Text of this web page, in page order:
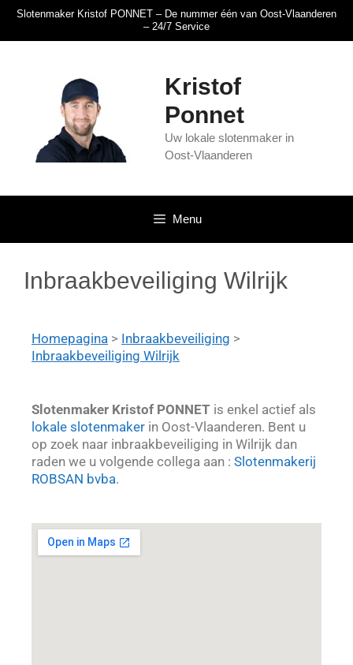
Slotenmaker Kristof PONNET – De nummer één van Oost-Vlaanderen
– 24/7 Service
Kristof
Ponnet
Uw lokale slotenmaker in
Oost-Vlaanderen
Menu
Inbraakbeveiliging Wilrijk
Homepagina > Inbraakbeveiliging >
Inbraakbeveiliging Wilrijk
Slotenmaker Kristof PONNET is enkel actief als
lokale slotenmaker in Oost-Vlaanderen. Bent u
op zoek naar inbraakbeveiliging in Wilrijk dan
raden we u volgende collega aan : Slotenmakerij
ROBSAN bvba.